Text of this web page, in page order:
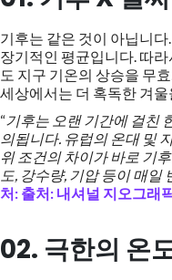
기후는 같은 것이 아닙니
장기적인 평균입니다. 따
도 지구 기온의 상승을 무
세상에서는 더 혹독한 겨
“기후는 오랜 기간에 걸친
의됩니다. 유럽의 온대 및
위 조건의 차이가 바로 기
도, 강수량, 기압 등이 매일
처: 출처: 내셔널 지오그래
02. 극한의 온